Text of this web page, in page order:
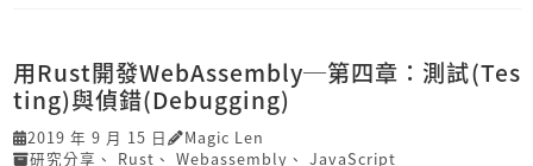
用Rust開發Web­Assembly─第四章：測試(Tes
ting)與偵錯(Debugging)
2019 年 9 月 15 日
Magic Len
研究分享 、 Rust 、 Webassembly 、 JavaScript